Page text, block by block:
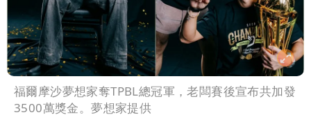
福爾摩沙夢想家奪TPBL總冠軍，老闆賽後宣布共加發
3500萬獎金。夢想家提供